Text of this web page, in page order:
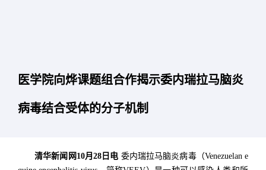
医学院向烨课题组合作揭示委内瑞拉马脑炎
病毒结合受体的分子机制
清华新闻网10月28日电 委内瑞拉马脑炎病毒（Venezuelan e